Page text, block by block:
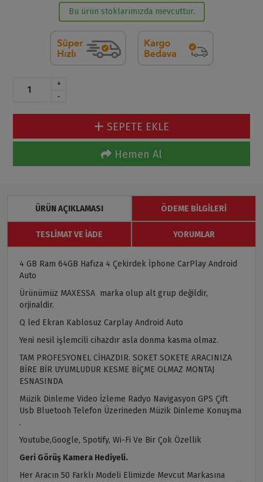
Bu ürün stoklarımızda mevcuttur.
+
-
SEPETE EKLE
Hemen Al
ÜRÜN AÇIKLAMASI ÖDEME BILGILERI
TESLIMAT VE İADE YORUMLAR
4 GB Ram 64GB Hafıza 4 Çekirdek İphone CarPlay Android
Auto
Ürünümüz MAXESSA marka olup alt grup değildir,
orjinaldir.
Q led Ekran Kablosuz Carplay Android Auto
Yeni nesil işlemcili cihazdır asla donma kasma olmaz.
TAM PROFESYONEL CİHAZDIR. SOKET SOKETE ARACINIZA
BİRE BİR UYUMLUDUR KESME BİÇME OLMAZ MONTAJ
ESNASINDA
Müzik Dinleme Video İzleme Radyo Navigasyon GPS Çift
Usb Bluetooh Telefon Üzerineden Müzik Dinleme Konuşma
.
Youtube,Google, Spotify, Wi-Fi Ve Bir Çok Özellik
Geri Görüş Kamera Hediyeli.
Her Aracın 50 Farklı Modeli Elimizde Mevcut Markasına